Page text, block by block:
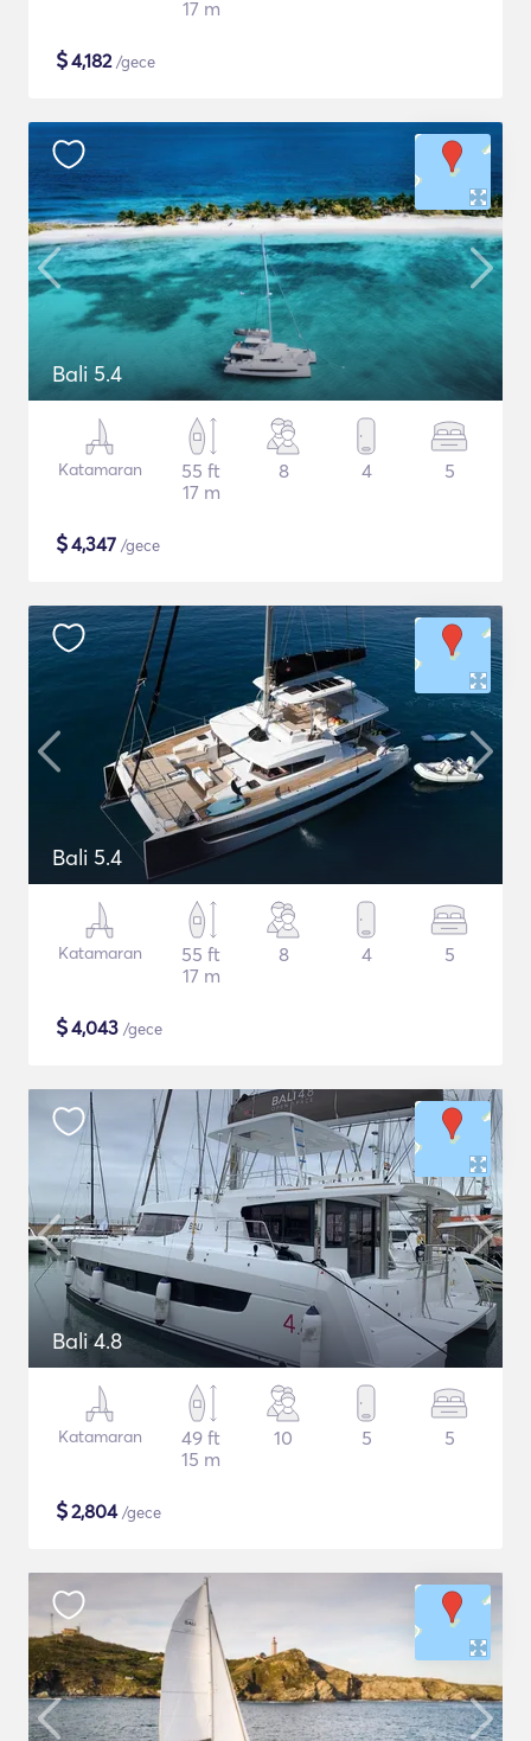
17 m
$4,182/gece
Bali 5.4
Katamaran
55 ft
17 m
8 4 5
$4,347 /gece
Bali 5.4
Katamaran
55 ft
17 m
8 4 5
$4,043 /gece
Bali 4.8
Katamaran
49 ft
15 m
10 5 5
$2,804/gece